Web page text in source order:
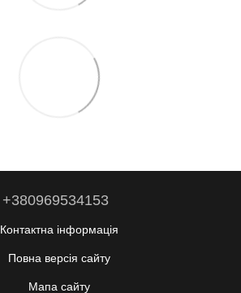
+380969534153
Контактна інформація
Повна версія сайту
Мапа сайту